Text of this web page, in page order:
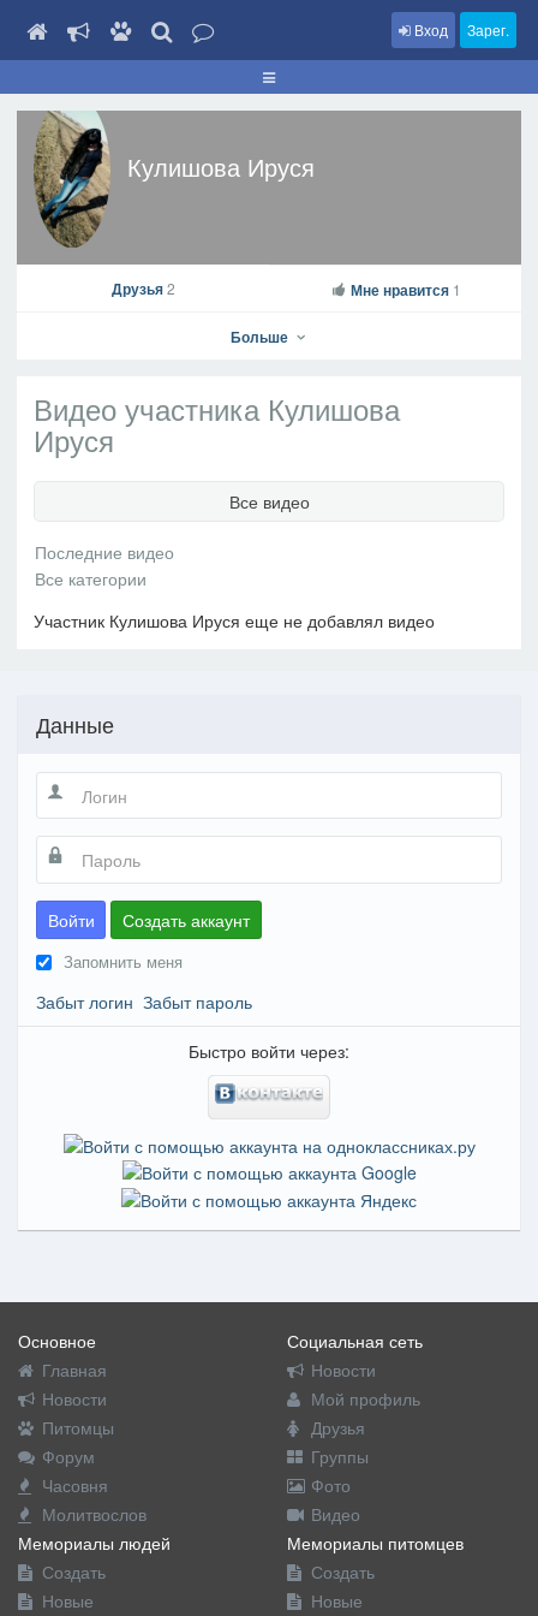
Вход Зарег.
Кулишова Ируся
Друзья2 Мне нравится 1
Больше
Видео участника Кулишова
Ируся
Все видео
Участник Кулишова Ируся еще не добавлял видео
Данные
Войти Создать аккаунт
Запомнить меня
Забыт логин Забыт пароль
Быстро войти через:
Основное
Главная
Новости
Питомцы
Форум
Часовня
Молитвослов
Социальная сеть
Новости
Мой профиль
Друзья
Группы
Фото
Видео
Мемориалы людей
Создать
Новые
Мемориалы питомцев
Создать
Новые